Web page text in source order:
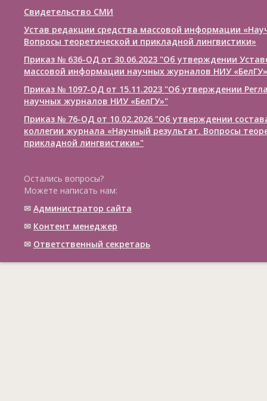
Свидетельство СМИ
Устав редакции средства массовой информации
Вопросы теоретической и прикладной лингвистики»
Приказ № 636-ОД от 30.06.2023 "Об утверждении
массовой информации научных журналов НИУ «БелГУ»
Приказ № 1097-ОД от 15.11.2023 "Об утверждении
научных журналов НИУ «БелГУ»"
Приказ № 76-ОД от 10.02.2026 "Об утверждении
коллегии журнала «Научный результат. Вопросы
прикладной лингвистики»"
Остались вопросы?
Можете написать нам:
✉ Администратор сайта
✉ Контент менеджер
✉ Ответственный cекретарь